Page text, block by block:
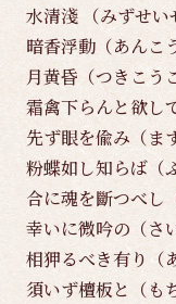
水清淺 （みずせい
暗香浮動（あんこ
月黄昏（つきこう
霜禽下らんと欲し
先ず眼を偸み（ま
粉蝶如し知らば（
合に魂を斷つべし
幸いに微吟の（さ
相狎るべき有り（
須いず檀板と（も